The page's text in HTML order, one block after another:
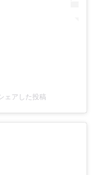
ェアした投稿